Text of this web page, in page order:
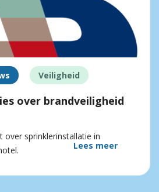
Veiligheid
over brandveiligheid
over sprinklerinstallatie in
Lees meer